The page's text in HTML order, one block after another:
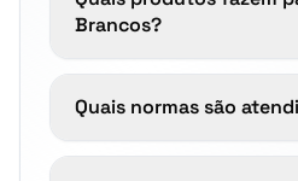
Brancos?
Quais normas são